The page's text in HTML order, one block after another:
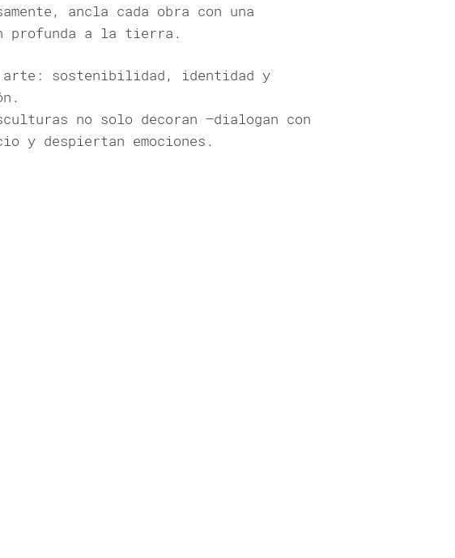
ancla cada obra con una
profunda a la tierra.
arte: sostenibilidad, identidad y
no solo decoran —dialogan con
y despiertan emociones.